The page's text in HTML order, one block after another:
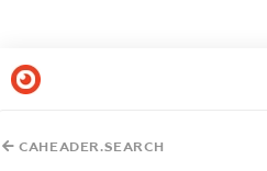
CAHEADER.SEARCH